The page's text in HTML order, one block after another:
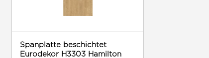
Spanplatte beschichtet
Eurodekor H3303 Hamilton